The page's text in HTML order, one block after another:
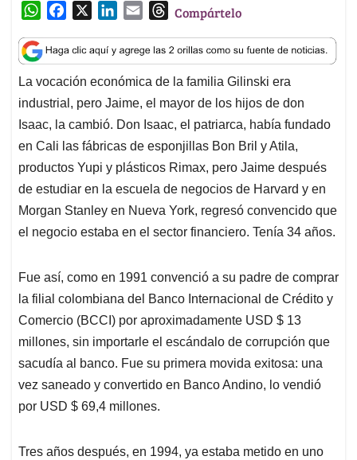
W
a
t
s
A
p
p
c
e
b
o
o
k
n
k
e
d
I
n
a
i
l
T
r
e
a
d
s
Compártelo
La vocación económica de la familia Gilinski era
industrial, pero Jaime, el mayor de los hijos de don
Isaac, la cambió. Don Isaac, el patriarca, había fundado
en Cali las fábricas de esponjillas Bon Bril y Atila,
productos Yupi y plásticos Rimax, pero Jaime después
de estudiar en la escuela de negocios de Harvard y en
Morgan Stanley en Nueva York, regresó convencido que
el negocio estaba en el sector financiero. Tenía 34 años.
Fue así, como en 1991 convenció a su padre de comprar
la filial colombiana del Banco Internacional de Crédito y
Comercio (BCCI) por aproximadamente USD $ 13
millones, sin importarle el escándalo de corrupción que
sacudía al banco. Fue su primera movida exitosa: una
vez saneado y convertido en Banco Andino, lo vendió
por USD $ 69,4 millones.
Tres años después, en 1994, ya estaba metido en uno